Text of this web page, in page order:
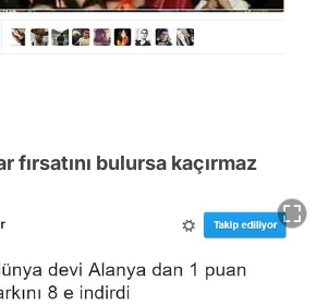
fırsatını bulursa kaçırmaz